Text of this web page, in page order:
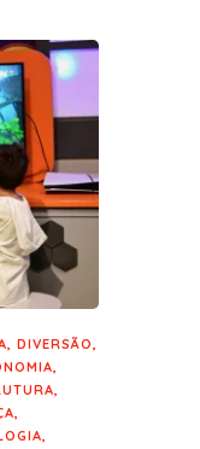
, DIVERSÃO,
,
,
,
,